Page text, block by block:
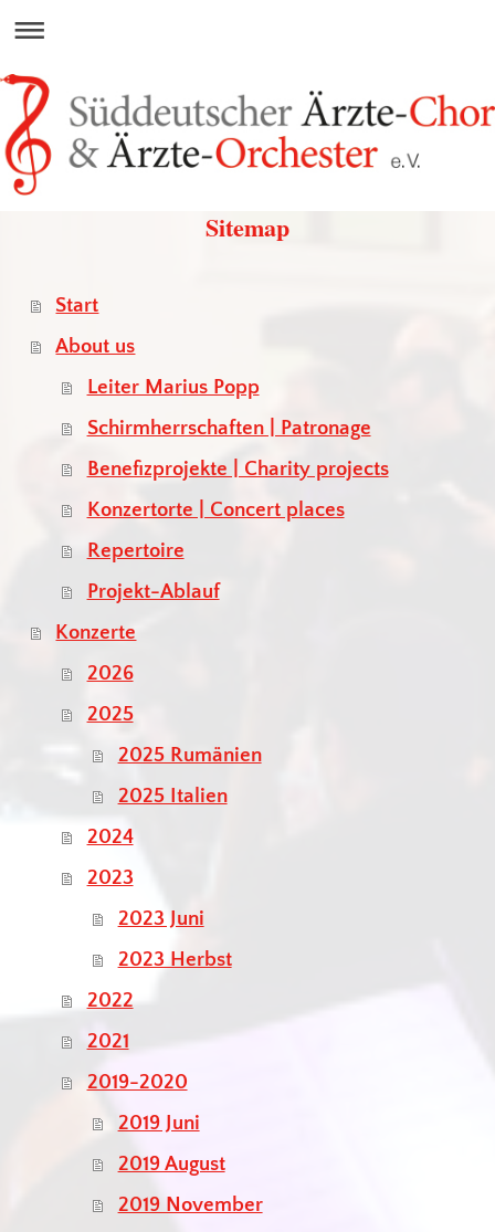
Sitemap
Start
About us
Leiter Marius Popp
Schirmherrschaften | Patronage
Benefizprojekte | Charity projects
Konzertorte | Concert places
Repertoire
Projekt-Ablauf
Konzerte
2026
2025
2025 Rumänien
2025 Italien
2024
2023
2023 Juni
2023 Herbst
2022
2021
2019-2020
2019 Juni
2019 August
2019 November